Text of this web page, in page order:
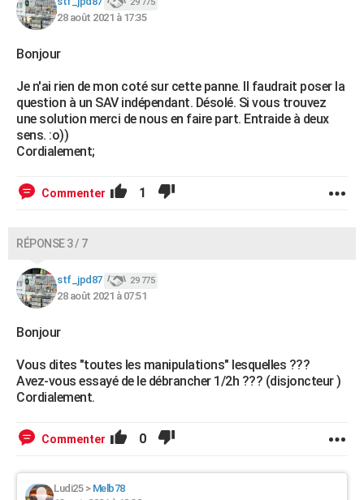
28 août 2021 à 17:35
Bonjour
Je n'ai rien de mon coté sur cette panne. Il faudrait poser la
question à un SAV indépendant. Désolé. Si vous trouvez
une solution merci de nous en faire part. Entraide à deux
sens. :o))
Cordialement;
Commenter 1
RÉPONSE 3 / 7
stf_jpd87 29 775
28 août 2021 à 07:51
Bonjour
Vous dites "toutes les manipulations" lesquelles ???
Avez-vous essayé de le débrancher 1/2h ??? (disjoncteur )
Cordialement.
Commenter 0
Ludi25> Melb78